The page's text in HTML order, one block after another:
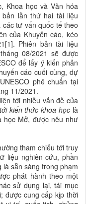
Khoa học và Văn hóa
bản lần thứ hai tài liệu
tư vấn quốc tế theo
của Khuyến cáo, kéo
Phiên bản tài liệu
08/2021 sẽ được
để lấy ý kiến phản
cáo cuối cùng, dự
phê chuẩn tại
11/2021.
tới nhiều vấn đề của
kiến thức khoa học là
học Mở, được nêu như
tham chiếu tới truy
liệu nghiên cứu, phần
sẵn sàng trong phạm
phát hành theo một
sử dụng lại, tái mục
được cung cấp kịp thời